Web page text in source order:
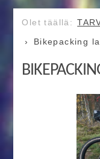
Bikepacking